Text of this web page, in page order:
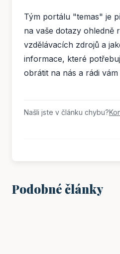
Tým portálu "temas" je
na vaše dotazy ohledně
vzdělávacích zdrojů a
informace, které
obrátit na nás a rádi
Našli jste v článku chybu?
Podobné články